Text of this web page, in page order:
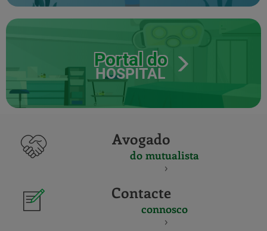
Portal do
HOSPITAL
Avogado
do mutualista
Contacte
connosco